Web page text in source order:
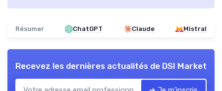
Résumer ChatGPT Claude Mistral
Recevez les dernières actualités de DSI Market